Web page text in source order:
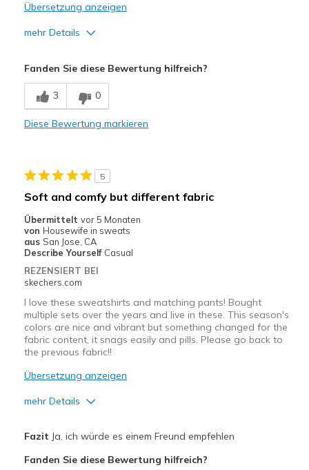
Übersetzung anzeigen
mehr Details
Breathe Well
Comfortable
Geeignete Verwendung
Width
Feels true to width
Sizing
Feels true to size
Fanden Sie diese Bewertung hilfreich?
3 0
Diese Bewertung markieren
5
Soft and comfy but different fabric
Übermittelt vor 5 Monaten
von Housewife in sweats
aus San Jose, CA
Describe Yourself Casual
REZENSIERT BEI
skechers.com
I love these sweatshirts and matching pants! Bought
multiple sets over the years and live in these. This season's
colors are nice and vibrant but something changed for the
fabric content, it snags easily and pills. Please go back to
the previous fabric!!
Übersetzung anzeigen
mehr Details
Fazit Ja, ich würde es einem Freund empfehlen
Fanden Sie diese Bewertung hilfreich?